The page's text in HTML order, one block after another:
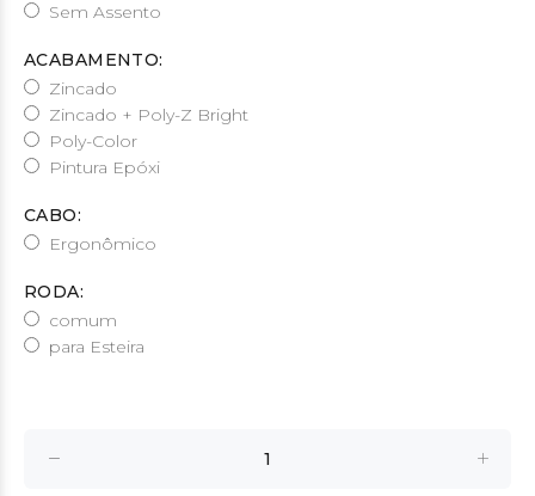
Sem Assento
ACABAMENTO:
Zincado
Zincado + Poly-Z Bright
Poly-Color
Pintura Epóxi
CABO:
Ergonômico
RODA:
comum
para Esteira